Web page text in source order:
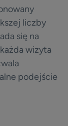
liczby
się na
wizyta
podejście